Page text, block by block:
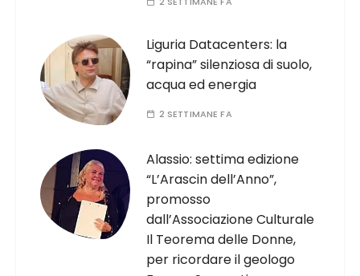
Liguria Datacenters: la
“rapina” silenziosa di suolo,
acqua ed energia
2 SETTIMANE FA
Alassio: settima edizione
“L’Arascin dell’Anno”,
promosso
dall’Associazione Culturale
Il Teorema delle Donne,
per ricordare il geologo